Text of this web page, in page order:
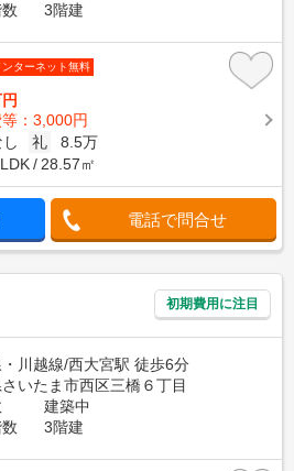
3階建
ンターネット無料
：3,000円
礼
8.5万
28.57㎡
電話で問合せ
初期費用に注目
川越線/西大宮駅 徒歩6分
いたま市西区三橋６丁目
建築中
3階建